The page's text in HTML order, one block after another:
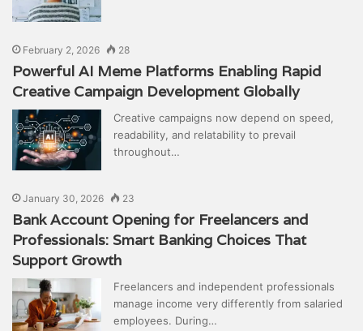
February 2, 2026 28
Powerful AI Meme Platforms Enabling Rapid
Creative Campaign Development Globally
Creative campaigns now depend on speed,
readability, and relatability to prevail
throughout…
January 30, 2026 23
Bank Account Opening for Freelancers and
Professionals: Smart Banking Choices That
Support Growth
Freelancers and independent professionals
manage income very differently from salaried
employees. During…